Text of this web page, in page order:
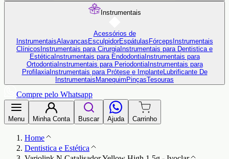
Instrumentais
Acessórios de
InstrumentaisAlavancas EsculpidorEspátulas Fórceps Instrumentais
Clínicos Instrumentais para Cirurgia Instrumentais para Dentistica e
EstéticaInstrumentais para EndodontiaInstrumentais para
OrtodontiaInstrumentais para PeriodontiaInstrumentais para
ProfilaxiaInstrumentais para Prótese e ImplanteLubrificante De
Instrumentais Manequim PinçasTesouras
Compre pelo Whatsapp
Menu Minha Conta Buscar Ajuda Carrinho
Home
Dentistica e Estética